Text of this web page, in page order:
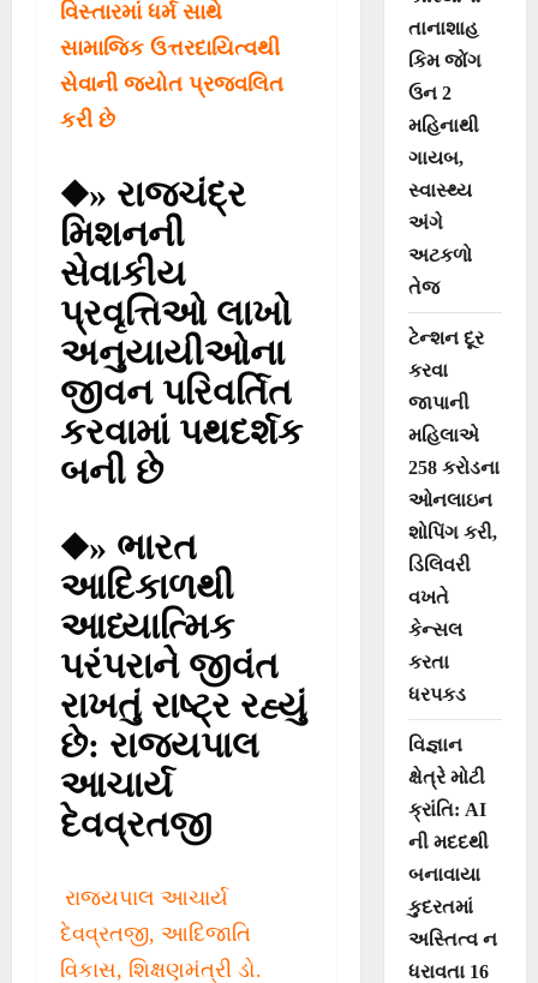
વિસ્તારમાં ધર્મ સાથે
સામાજિક ઉત્તરદાયિત્વથી
સેવાની જ્યોત પ્રજ્વલિત
કરી છે
◆» રાજચંદ્ર
મિશનની
સેવાકીય
પ્રવૃત્તિઓ લાખો
અનુયાયીઓના
જીવન પરિવર્તિત
કરવામાં પથદર્શક
બની છે
◆» ભારત
આદિકાળથી
આધ્યાત્મિક
પરંપરાને જીવંત
રાખતું રાષ્ટ્ર રહ્યું
છે: રાજ્યપાલ
આચાર્ય
દેવવ્રતજી
રાજ્યપાલ આચાર્ય
દેવવ્રતજી, આદિજાતિ
વિકાસ, શિક્ષણમંત્રી ડો.
તાનાશાહ
કિમ જોંગ
ઉન 2
મહિનાથી
ગાયબ,
સ્વાસ્થ્ય
અંગે
અટકળો
તેજ
ટેન્શન દૂર
કરવા
જાપાની
મહિલાએ
258 કરોડના
ઓનલાઇન
શોપિંગ કરી,
ડિલિવરી
વખતે
કેન્સલ
કરતા
ધરપકડ
વિજ્ઞાન
ક્ષેત્રે મોટી
ક્રાંતિ: AI
ની મદદથી
બનાવાયા
કુદરતમાં
અસ્તિત્વ ન
ધરાવતા 16